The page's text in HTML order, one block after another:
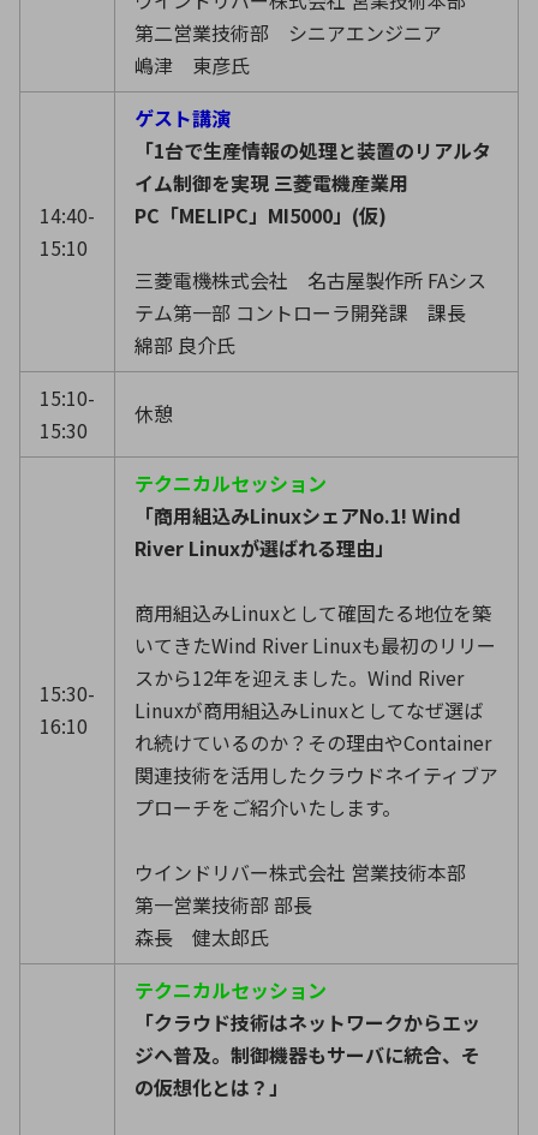
第二営業技術部 シニアエンジニア
嶋津 東彦氏
14:40-
15:10
ゲスト講演
「1台で生産情報の処理と装置のリアルタ
イム制御を実現 三菱電機産業用
PC「MELIPC」MI5000」(仮)
三菱電機株式会社 名古屋製作所 FAシス
テム第一部 コントローラ開発課 課長
綿部 良介氏
15:10-
15:30
休憩
15:30-
16:10
テクニカルセッション
「商用組込みLinuxシェアNo.1! Wind
River Linuxが選ばれる理由」
商用組込みLinuxとして確固たる地位を築
いてきたWind River Linuxも最初のリリー
スから12年を迎えました。Wind River
Linuxが商用組込みLinuxとしてなぜ選ば
れ続けているのか？その理由やContainer
関連技術を活用したクラウドネイティブア
プローチをご紹介いたします。
ウインドリバー株式会社 営業技術本部
第一営業技術部 部長
森長 健太郎氏
テクニカルセッション
「クラウド技術はネットワークからエッ
ジへ普及。制御機器もサーバに統合、そ
の仮想化とは？」